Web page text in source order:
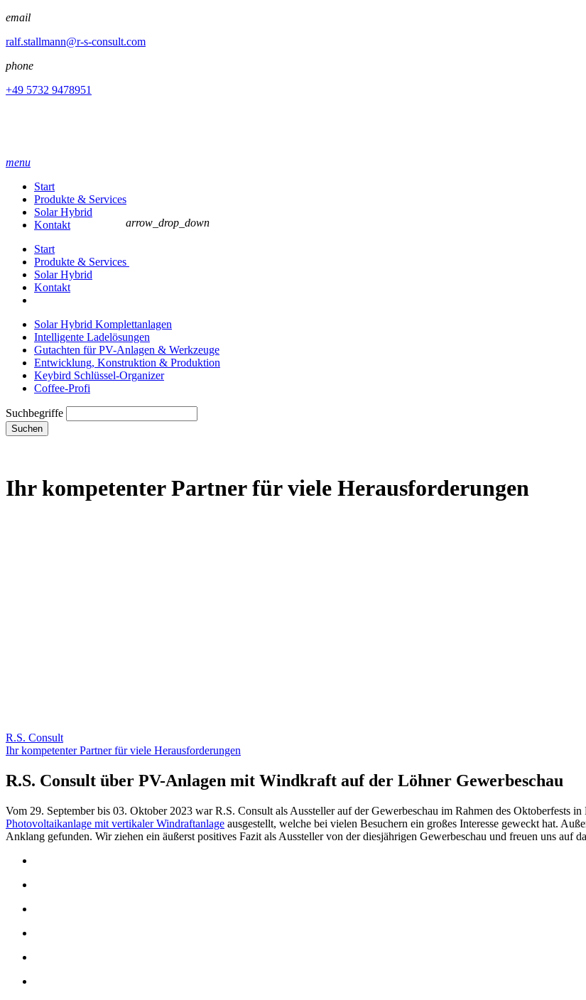
email
ralf.stallmann@r-s-consult.com
phone
+49 5732 9478951
menu
Start
Produkte & Services
Solar Hybrid
Kontakt
Start
Produkte & Services
arrow_drop_down
Solar Hybrid
Kontakt
Solar Hybrid Komplettanlagen
Intelligente Ladelösungen
Gutachten für PV-Anlagen & Werkzeuge
Entwicklung, Konstruktion & Produktion
Keybird Schlüssel-Organizer
Coffee-Profi
Suchbegriffe
Suchen
Ihr kompetenter Partner für viele Herausforderungen
R.S. Consult
Ihr kompetenter Partner für viele Herausforderungen
R.S. Consult über PV-Anlagen mit Windkraft auf der Löhner Gewerbeschau
Vom 29. September bis 03. Oktober 2023 war R.S. Consult als Aussteller auf der Gewerbeschau im Rahmen des Oktoberfests
Photovoltaikanlage mit vertikaler Windraftanlage ausgestellt, welche bei vielen Besuchern ein großes Interesse geweckt hat.
Anklang gefunden. Wir ziehen ein äußerst positives Fazit als Aussteller von der diesjährigen Gewerbeschau und freuen uns auf